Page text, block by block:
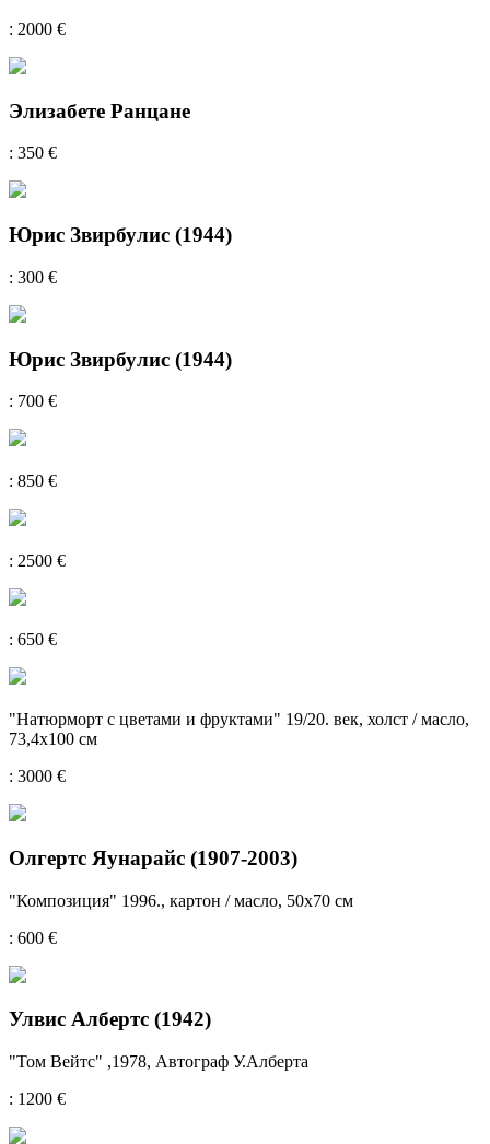
: 2000 €
Элизабете Ранцане
: 350 €
Юрис Звирбулис (1944)
: 300 €
Юрис Звирбулис (1944)
: 700 €
: 850 €
: 2500 €
: 650 €
"Натюрморт с цветами и фруктами" 19/20. век, холст / масло,
73,4x100 см
: 3000 €
Олгертс Яунарайс (1907-2003)
"Композиция" 1996., картон / масло, 50х70 см
: 600 €
Улвис Албертс (1942)
"Том Вейтс" ,1978, Автограф У.Алберта
: 1200 €